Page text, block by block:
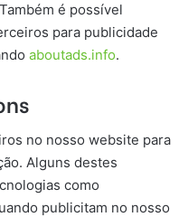
é possível
para publicidade
aboutads.info.
no nosso website para
Alguns destes
como
publicitam no nosso